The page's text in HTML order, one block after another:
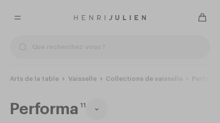
Arts de la table Vaisselle Collections de vaisselle
Performa 11